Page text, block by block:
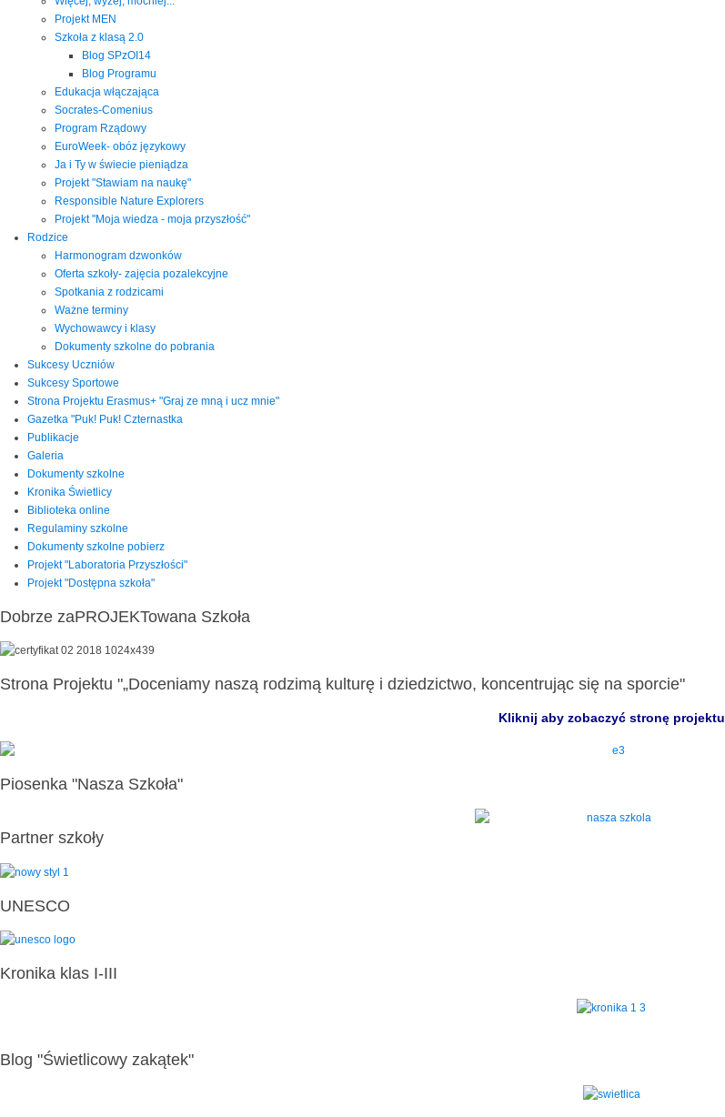
Projekt MEN
Szkoła z klasą 2.0
Blog SPzOI14
Blog Programu
Edukacja włączająca
Socrates-Comenius
Program Rządowy
EuroWeek- obóz językowy
Ja i Ty w świecie pieniądza
Projekt "Stawiam na naukę"
Responsible Nature Explorers
Projekt "Moja wiedza - moja przyszłość"
Rodzice
Harmonogram dzwonków
Oferta szkoły- zajęcia pozalekcyjne
Spotkania z rodzicami
Ważne terminy
Wychowawcy i klasy
Dokumenty szkolne do pobrania
Sukcesy Uczniów
Sukcesy Sportowe
Strona Projektu Erasmus+ "Graj ze mną i ucz mnie"
Gazetka "Puk! Puk! Czternastka
Publikacje
Galeria
Dokumenty szkolne
Kronika Świetlicy
Biblioteka online
Regulaminy szkolne
Dokumenty szkolne pobierz
Projekt "Laboratoria Przyszłości"
Projekt "Dostępna szkoła"
Dobrze zaPROJEKTowana Szkoła
Strona Projektu "„Doceniamy naszą rodzimą kulturę i dziedzictwo, koncentrując się na sporcie"
Kliknij aby zobaczyć stronę projektu
Piosenka "Nasza Szkoła"
Partner szkoły
UNESCO
Kronika klas I-III
Blog "Świetlicowy zakątek"